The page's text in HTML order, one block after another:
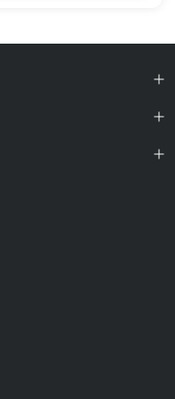
hơn không?
tốt hơn?
cấp đầy đủ axit amin